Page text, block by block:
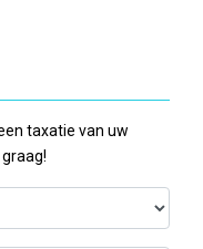
taxatie van uw